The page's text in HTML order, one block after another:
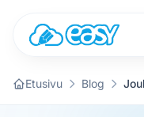
Etusivu Blog